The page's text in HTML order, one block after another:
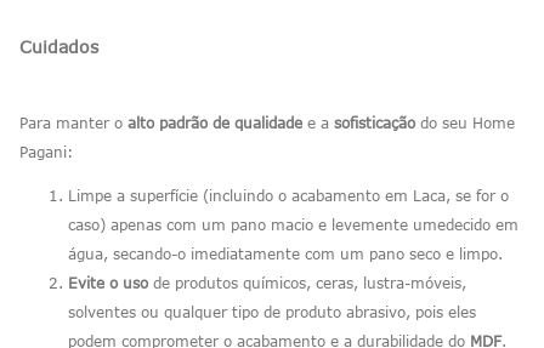
Cuidados
Para manter o alto padrão de qualidade e a sofisticação do seu Home
Pagani:
Limpe a superfície (incluindo o acabamento em Laca, se for o
caso) apenas com um pano macio e levemente umedecido em
água, secando-o imediatamente com um pano seco e limpo.
Evite o uso de produtos químicos, ceras, lustra-móveis,
solventes ou qualquer tipo de produto abrasivo, pois eles
podem comprometer o acabamento e a durabilidade do MDF.